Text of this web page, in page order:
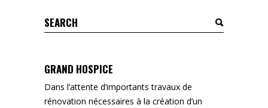
Search
for:
GRAND HOSPICE
Dans l’attente d’importants travaux de
rénovation nécessaires à la création d’un